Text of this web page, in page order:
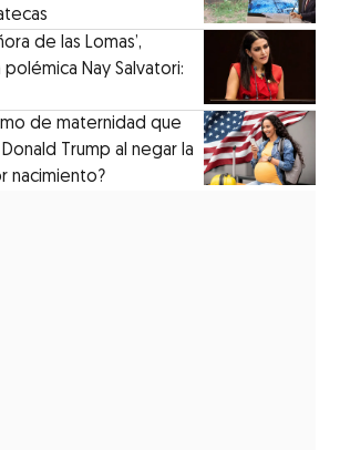
de las Lomas’,
Nay Salvatori:
de maternidad que
Trump al negar la
nacimiento?